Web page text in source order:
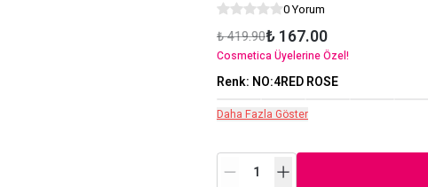
0 Yorum
₺ 419.90₺ 167.00
Cosmetica Üyelerine Özel!
Renk: NO:4RED ROSE
Daha Fazla Göster